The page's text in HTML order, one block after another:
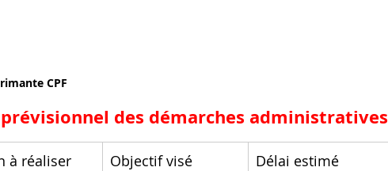
CPF
des démarches administratives
à réaliser Objectif visé Délai estimé